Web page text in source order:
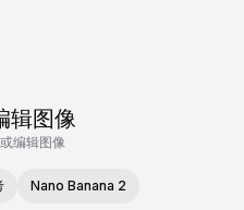
辑图像
编辑图像
Nano Banana 2